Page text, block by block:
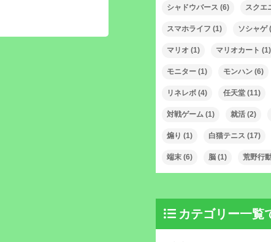
シャドウバース (6) スクエ
スマホライフ (1) ソシャゲ
マリオ (1) マリオカート (1)
モニター (1) モンハン (6)
リネレボ (4) 任天堂 (11)
対戦ゲーム (1) 就活 (2)
煽り (1) 白猫テニス (17)
端末 (6) 脳 (1) 荒野行
カテゴリー一覧